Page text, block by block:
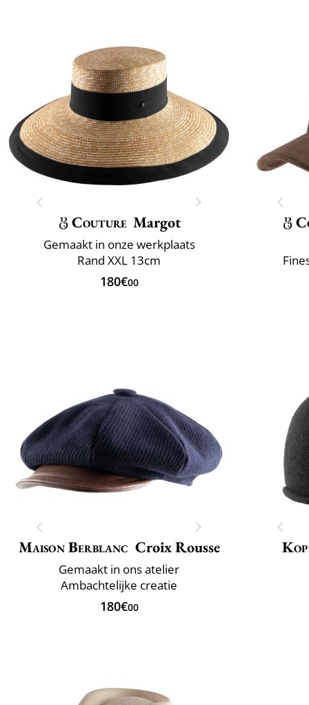
Couture Margot
Gemaakt in onze werkplaats
Rand XXL 13cm
180€00
Maison Berblanc Croix Rousse
Gemaakt in ons atelier
Ambachtelijke creatie
180€00